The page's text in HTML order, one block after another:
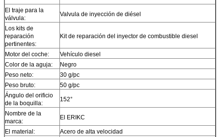
El traje para la
válvula:
Valvula de inyección de diésel
Los kits de
reparación
pertinentes:
Kit de reparación del inyector de combustible diesel
Motor del coche:
Vehículo diesel
Color de la aguja:
Negro
Peso neto:
30 g/pc
Peso bruto:
50 g/pc
Ángulo del orificio
de la boquilla:
152°
Nombre de la
marca:
El ERIKC
El material:
Acero de alta velocidad